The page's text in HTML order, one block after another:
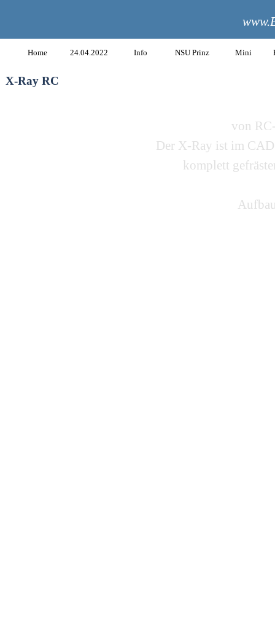
Home 24.04.2022 Info NSU Prinz Mini
X-Ray RC
von
Der X-Ray ist im
komplett